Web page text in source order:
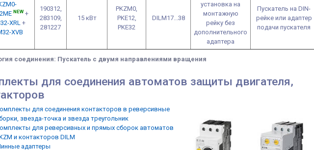
соединения: Пускатель с двумя направлениями вращения
NEW +
XRL+
XVB
190312,
283109,
281227
15 кВт
PKZM0,
PKE12,
PKE32
DILM17...38
установка на
монтажную
рейку без
дополнительного
адаптера
Пускатель на DIN-
рейке или адаптер
подачи пускателя
для соединения автоматов защиты двигателя,
для соединения контакторов в реверсивные
звезда-точка и звезда треугольник
для реверсивных и прямых сборок автоматов
и контакторов DILM
адаптеры